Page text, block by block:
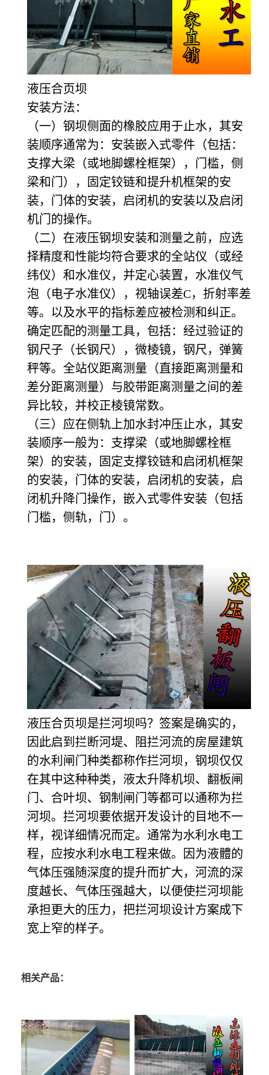
液压合页坝
安装方法：
（一）钢坝侧面的橡胶应用于止水，其安
装顺序通常为：安装嵌入式零件（包括：
支撑大梁（或地脚螺栓框架），门槛，侧
梁和门），固定铰链和提升机框架的安
装，门体的安装，启闭机的安装以及启闭
机门的操作。
（二）在液压钢坝安装和测量之前，应选
择精度和性能均符合要求的全站仪（或经
纬仪）和水准仪，并定心装置，水准仪气
泡（电子水准仪），视轴误差C，折射率差
等。以及水平的指标差应被检测和纠正。
确定匹配的测量工具，包括：经过验证的
钢尺子（长钢尺），微棱镜，钢尺，弹簧
秤等。全站仪距离测量（直接距离测量和
差分距离测量）与胶带距离测量之间的差
异比较，并校正棱镜常数。
（三）应在侧轨上加水封冲压止水，其安
装顺序一般为：支撑梁（或地脚螺栓框
架）的安装，固定支撑铰链和启闭机框架
的安装，门体的安装，启闭机的安装，启
闭机升降门操作，嵌入式零件安装（包括
门槛，侧轨，门）。
液压合页坝是拦河坝吗？签案是确实的，
因此启到拦断河堤、阻拦河流的房屋建筑
的水利闸门种类都称作拦河坝，钢坝仅仅
在其中这种种类，液太升降机坝、翻板闸
门、合叶坝、钢制闸门等都可以通称为拦
河坝。拦河坝要依据开发设计的目地不一
样，视详细情况而定。通常为水利水电工
程，应按水利水电工程来做。因为液體的
气体压强随深度的提升而扩大，河流的深
度越长、气体压强越大，以便使拦河坝能
承担更大的压力，把拦河坝设计方案成下
宽上窄的样子。
相关产品：